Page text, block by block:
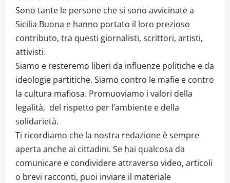
Sono tante le persone che si sono avvicinate a
Sicilia Buona e hanno portato il loro prezioso
contributo, tra questi giornalisti, scrittori, artisti,
attivisti.
Siamo e resteremo liberi da influenze politiche e da
ideologie partitiche. Siamo contro le mafie e contro
la cultura mafiosa. Promuoviamo i valori della
legalità, del rispetto per l’ambiente e della
solidarietà.
Ti ricordiamo che la nostra redazione è sempre
aperta anche ai cittadini. Se hai qualcosa da
comunicare e condividere attraverso video, articoli
o brevi racconti, puoi inviare il materiale